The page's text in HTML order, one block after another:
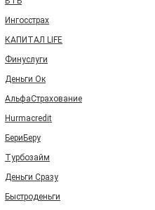
Ингосстрах
КАПИТАЛ LIFE
Финуслуги
Деньги Ок
АльфаСтрахование
Hurmacredit
БериБеру
Турбозайм
Деньги Сразу
Быстроденьги